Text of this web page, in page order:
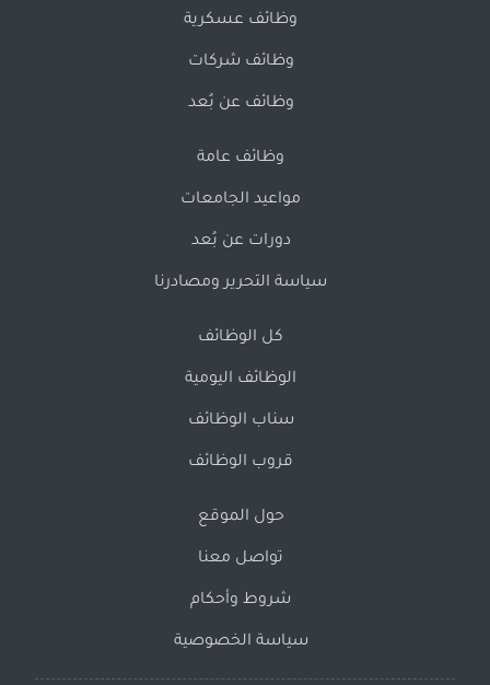
وظائف عسكرية
وظائف شركات
وظائف عن بُعد
وظائف عامة
مواعيد الجامعات
دورات عن بُعد
سياسة التحرير ومصادرنا
كل الوظائف
الوظائف اليومية
سناب الوظائف
قروب الوظائف
حول الموقع
تواصل معنا
شروط وأحكام
سياسة الخصوصية